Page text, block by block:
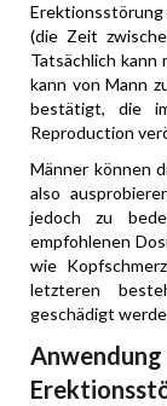
(die Zeit
Tatsächlich kann
kann von Mann
bestätigt, die
Reproduction
Männer können
also
jedoch zu
empfohlenen
wie
letzteren
geschädigt